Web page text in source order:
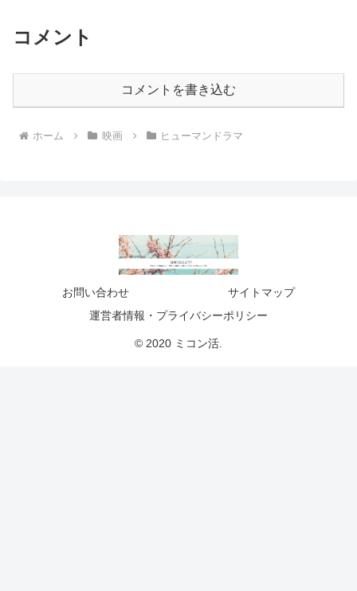
コメント
コメントを書き込む
ホーム 映画 ヒューマンドラマ
お問い合わせ
サイトマップ
運営者情報・プライバシーポリシー
© 2020 ミコン活.